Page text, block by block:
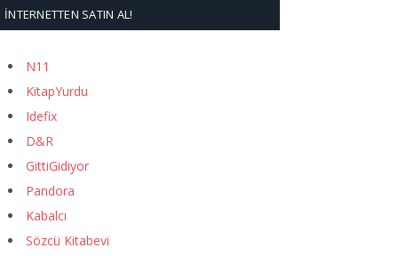
İNTERNETTEN SATIN AL!
N11
KitapYurdu
Idefix
D&R
GittiGidiyor
Pandora
Kabalcı
Sözcü Kitabevi